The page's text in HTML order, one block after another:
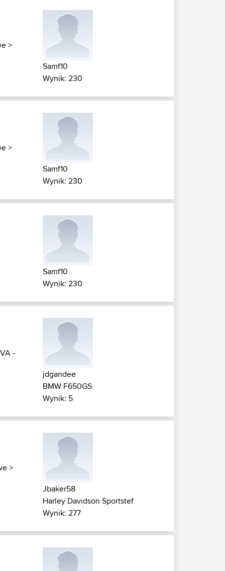
>
Samf10
Wynik: 230
>
Samf10
Wynik: 230
Samf10
Wynik: 230
VA -
jdgandee
BMW F650GS
Wynik: 5
>
Jbaker58
Harley Davidson Sportstef
Wynik: 277